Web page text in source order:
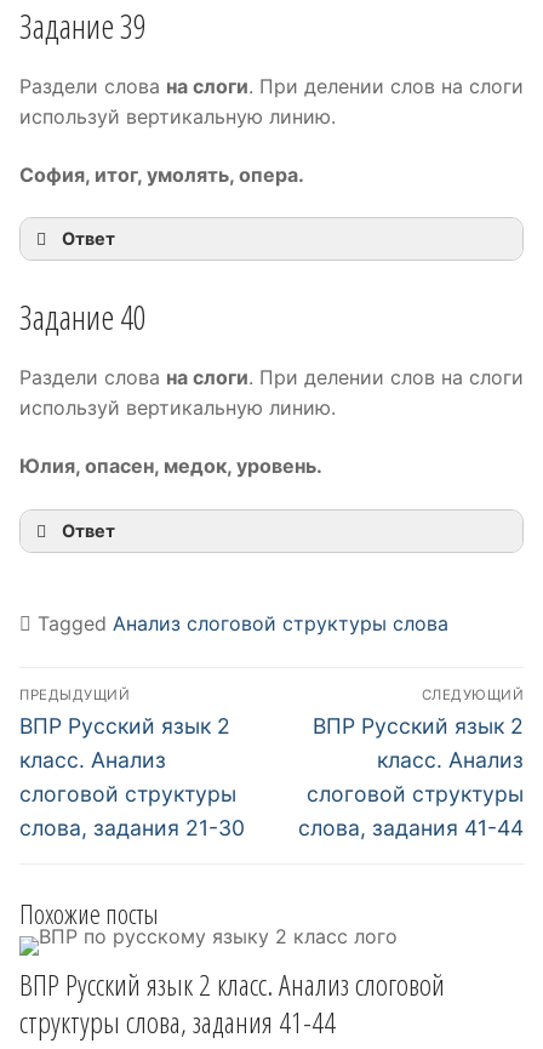
Задание 39
Раздели слова на слоги. При делении слов на слоги
используй вертикальную линию.
София, итог, умолять, опера.
Ответ
Задание 40
Раздели слова на слоги. При делении слов на слоги
используй вертикальную линию.
Юлия, опасен, медок, уровень.
Ответ
Tagged Анализ слоговой структуры слова
Навигация
по
записям
ПРЕДЫДУЩИЙ
Предыдущий
пост:
ВПР Русский язык 2
класс. Анализ
слоговой структуры
слова, задания 21-30
СЛЕДУЮЩИЙ
Следующий
ВПР Русский язык 2
класс. Анализ
слоговой структуры
слова, задания 41-44
Похожие посты
ВПР Русский язык 2 класс. Анализ слоговой
структуры слова, задания 41-44